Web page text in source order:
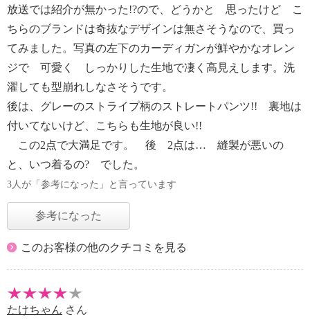
放送では紹介が無かった!?ので、どうかと 思ったけど こ
ちらのブランドは奇抜なデザインは無さそうなので、買っ
てみました。写真の左下のカーディガンが鮮やかなオレン
ジで 可愛く しっかりした生地で凄く高見えします。洗
濯しても型崩れしなさそうです。
後は、グレーのストライプ柄のストレートパンツ!! 裏地は
付いてないけど、こちらも生地が良い!!
この2点で大満足です。 後 2点は… 縫製が悪いの
と、いつ着るの? でした。
3人が「参考になった」と言っています
参考になった
このお客様の他のクチコミを見る
たけちゃん さん